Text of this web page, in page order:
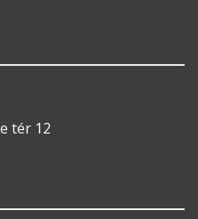
tér 12